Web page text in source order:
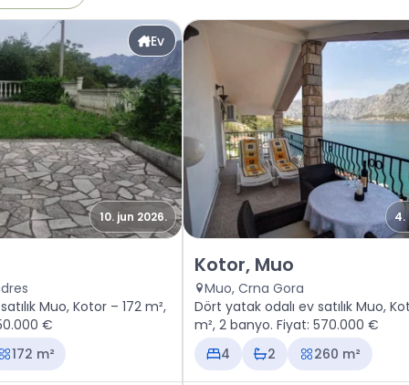
Ev
10. jun 2026.
Muo, Kotor – 172 m²,
€
172 m²
4.
Satılık - Ev Kotor, Muo
Kotor, Muo
Muo, Crna Gora
Dört yatak odalı ev satılık Muo,
m², 2 banyo. Fiyat: 570.000 €
4
2 260 m²